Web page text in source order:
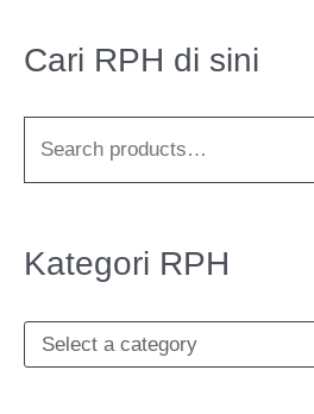
Cari RPH di sini
c
h
:Kategori RPH